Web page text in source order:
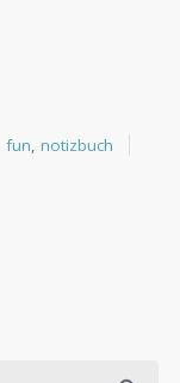
fun, notizbuch